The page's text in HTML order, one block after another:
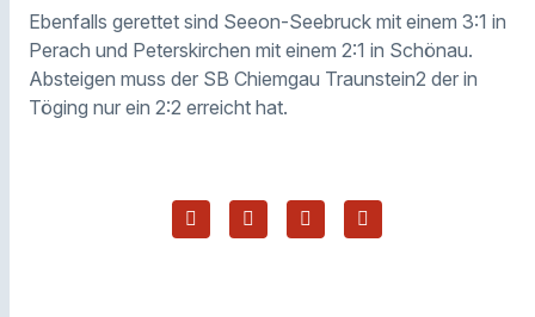
Ebenfalls gerettet sind Seeon-Seebruck mit einem 3:1 in
Perach und Peterskirchen mit einem 2:1 in Schönau.
Absteigen muss der SB Chiemgau Traunstein2 der in
Töging nur ein 2:2 erreicht hat.